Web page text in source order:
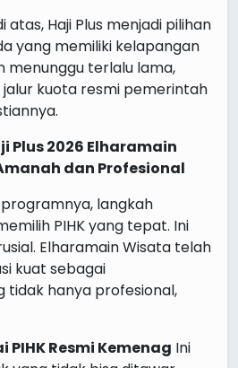
Haji Plus menjadi pilihan
yang memiliki kelapangan
menunggu terlalu lama,
kuota resmi pemerintah
Plus 2026 Elharamain
dan Profesional
langkah
PIHK yang tepat. Ini
Elharamain Wisata telah
kuat sebagai
tidak hanya profesional,
PIHK Resmi Kemenag Ini